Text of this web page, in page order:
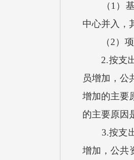
（1）基
中心并入，
（2）项目
2.按支出
员增加，公
增加的主要
的主要原因
3.按支出
增加，公共